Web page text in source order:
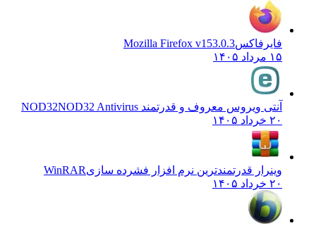
فایرفاکسMozilla Firefox v153.0.3
۱۵ مرداد ۱۴۰۵
آنتی ویروس معروف و قدرتمند NOD32 NOD32 Antivirus
۲۰ خرداد ۱۴۰۵
وینرار قدرتمندترین نرم افزار فشرده سازیWinRAR
۲۰ خرداد ۱۴۰۵